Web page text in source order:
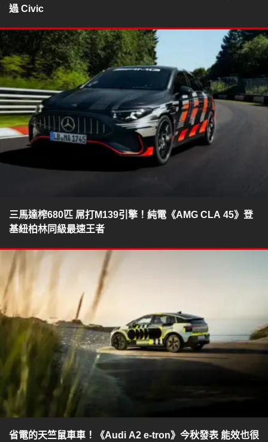
過 Civic
三馬達榨680匹 屌打M139引擎！純電《AMG CLA 45》登
基紐柏林同級最速王者
省電的天竺鼠車車！《Audi A2 e-tron》今秋發表 能效也很